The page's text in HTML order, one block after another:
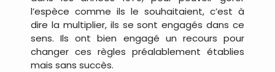
l’espèce comme ils le souhaitaient, c’est à
dire la multiplier, ils se sont engagés dans ce
sens. Ils ont bien engagé un recours pour
changer ces règles préalablement établies
mais sans succès.